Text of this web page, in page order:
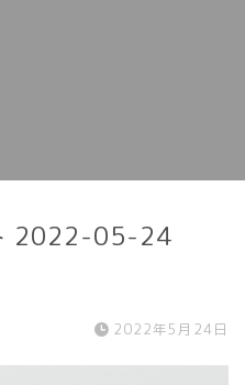
2022-05-24
2022年5月24日